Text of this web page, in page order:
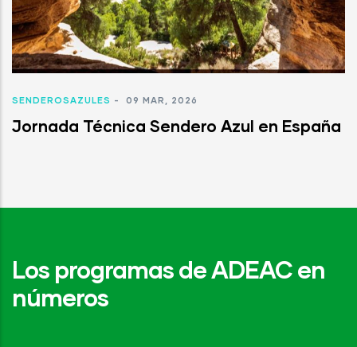
SENDEROSAZULES - 09 MAR, 2026
Jornada Técnica Sendero Azul en España
Los programas de ADEAC en
números